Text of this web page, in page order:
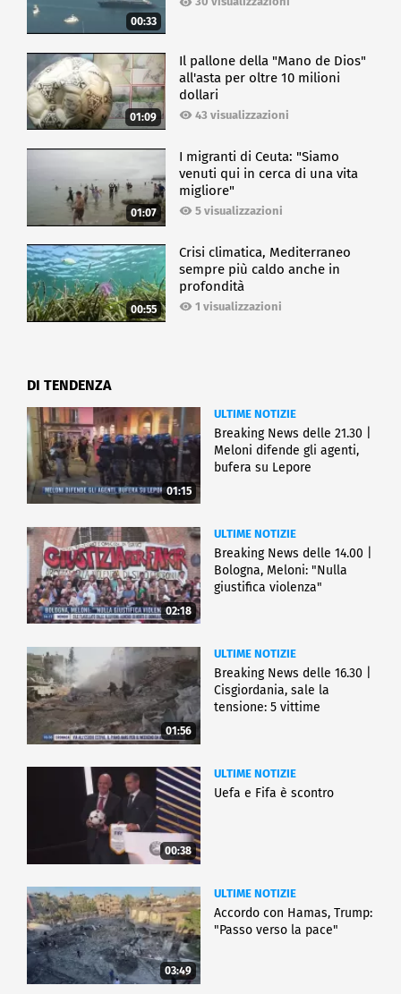
ECONOMIA
00:33
01:09
Il pallone della "Mano de Dios"
all'asta per oltre 10 milioni
dollari
43 visualizzazioni
01:07
I migranti di Ceuta: "Siamo
venuti qui in cerca di una vita
migliore"
5 visualizzazioni
00:55
Crisi climatica, Mediterraneo
sempre più caldo anche in
profondità
1 visualizzazioni
DI TENDENZA
01:15
ULTIME NOTIZIE
Breaking News delle 21.30 |
Meloni difende gli agenti,
bufera su Lepore
02:18
ULTIME NOTIZIE
Breaking News delle 14.00 |
Bologna, Meloni: "Nulla
giustifica violenza"
01:56
ULTIME NOTIZIE
Breaking News delle 16.30 |
Cisgiordania, sale la
tensione: 5 vittime
00:38
ULTIME NOTIZIE
Uefa e Fifa è scontro
03:49
ULTIME NOTIZIE
Accordo con Hamas, Trump:
"Passo verso la pace"